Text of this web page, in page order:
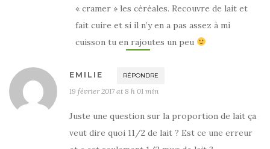
« cramer » les céréales. Recouvre de lait et
fait cuire et si il n’y en a pas assez à mi
cuisson tu en rajoutes un peu
EMILIE RÉPONDRE
19 février 2017 at 8 h 01 min
Juste une question sur la proportion de lait ça
veut dire quoi 11/2 de lait ? Est ce une erreur